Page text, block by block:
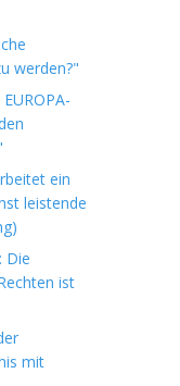
werden?"
ein
leistende
Die
ist
mit